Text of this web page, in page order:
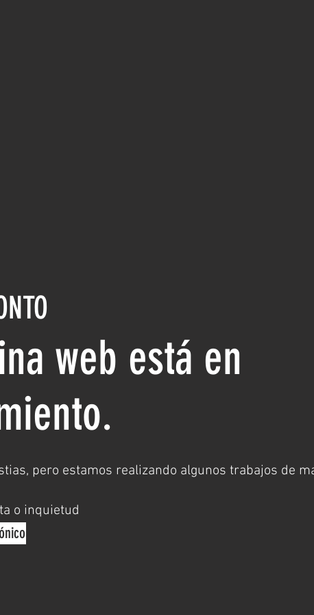
web está en
pero estamos realizando algunos trabajos de
o inquietud